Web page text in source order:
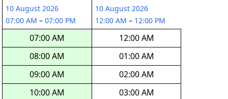
10 August 2026
07:00 AM – 07:00 PM
07:00 AM
08:00 AM
09:00 AM
10:00 AM
10 August 2026
12:00 AM – 12:00 PM
12:00 AM
01:00 AM
02:00 AM
03:00 AM